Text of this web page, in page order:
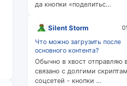
да кнопки «поделитьс…
Silent Storm
Что можно загрузить после
основного контента?
Обычно в хвост отправляю
связано с долгими
соцсетей - кнопки …